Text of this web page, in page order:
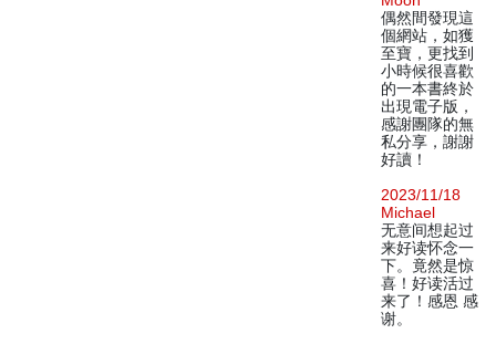
偶然間發現這
個網站，如獲
至寶，更找到
小時候很喜歡
的一本書終於
出現電子版，
感謝團隊的無
私分享，謝謝
好讀！
2023/11/18
Michael
无意间想起过
来好读怀念一
下。竟然是惊
喜！好读活过
来了！感恩 感
谢。